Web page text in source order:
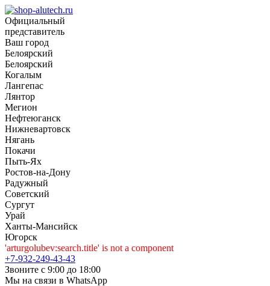
Официальный
представитель
Ваш город
Белоярский
Белоярский
Когалым
Лангепас
Лянтор
Мегион
Нефтеюганск
Нижневартовск
Нягань
Покачи
Пыть-Ях
Рoстов-на-Дону
Радужный
Советский
Сургут
Урай
Ханты-Мансийск
Югорск
'arturgolubev:search.title' is not a component
+7-932-249-43-43
Звоните с 9:00 до 18:00
Мы на связи в WhatsApp